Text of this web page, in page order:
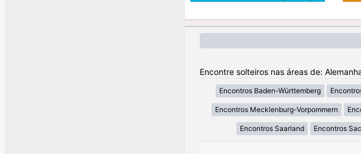
Encontre solteiros nas áreas de:
Encontros Baden-Württemberg
Encontros Mecklenburg-Vorpommern
Encontros Saarland Encontros